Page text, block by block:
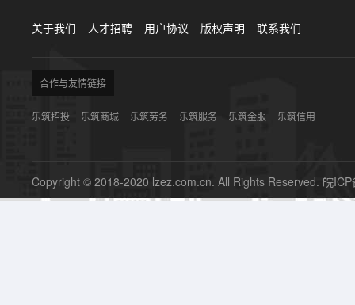
关于我们 人才招聘 用户协议 版权声明 联系我们
合作与友情链接
乐筑招投 乐筑商城 乐筑劳务 乐筑服务 乐筑金服 乐筑信用
Copyright © 2018-2020 lzez.com.cn. All Rights Reserved. 皖